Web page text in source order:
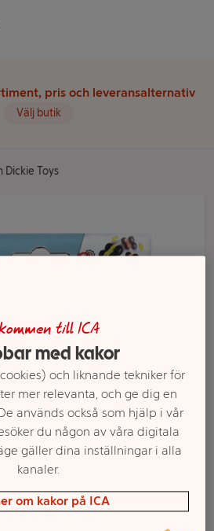
pris och leveransalternativ
Välj butik
Dickie Toys
till ICA
med kakor
och liknande tekniker för
mer relevanta, och ge dig en
används också som hjälp i vår
du någon av våra digitala
gäller dina inställningar i alla
kanaler.
om kakor på ICA